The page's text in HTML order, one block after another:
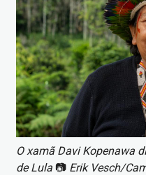
O xamã Davi Kopenawa
de Lula📷 Erik Vesch/